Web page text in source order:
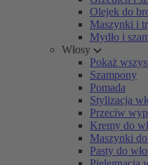
Olejek do
Maszynki i
Mydło i
Włosy
Pokaż
Szampony
Pomada
Stylizacja
Przeciw
Kremy do
Maszynki
Pasty do